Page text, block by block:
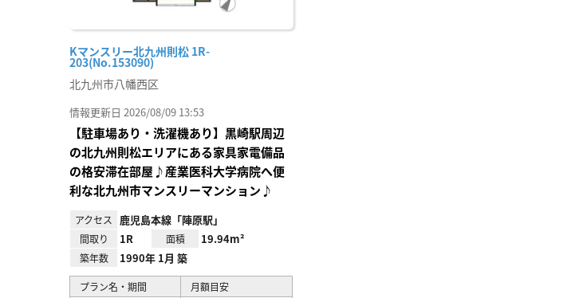
Kマンスリー北九州則松 1R-
203(No.153090)
北九州市八幡西区
情報更新日 2026/08/09 13:53
【駐車場あり・洗濯機あり】黒崎駅周辺
の北九州則松エリアにある家具家電備品
の格安滞在部屋♪産業医科大学病院へ便
利な北九州市マンスリーマンション♪
アクセス 鹿児島本線「陣原駅」
間取り 1R 面積 19.94m²
築年数 1990年 1月 築
プラン名・期間 月額目安